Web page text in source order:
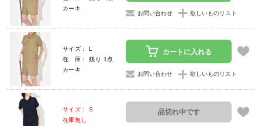
カーキ
お問い合わせ 欲しいものリスト
サイズ： L
在 庫： 残り 1点
カーキ
カートに入れる
お問い合わせ 欲しいものリスト
サイズ： S
在庫無し
品切れ中です